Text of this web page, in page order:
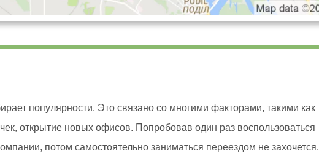
популярности. Это связано со многими факторами, такими как
открытие новых офисов. Попробовав один раз воспользоваться
потом самостоятельно заниматься переездом не захочется.